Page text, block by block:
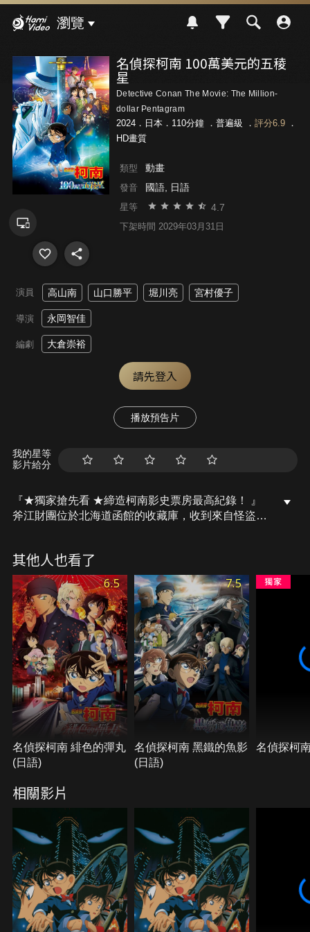
瀏覽
名偵探柯南 100萬美元的五稜
星
Detective Conan The Movie: The Million-
dollar Pentagram
2024．日本．110分鐘 ． 普遍級 ． 評分6.9．
HD畫質
類型 動畫
發音 國語, 日語
星等 4.7
下架時間 2029年03月31日
演員 高山南 山口勝平 堀川亮 宮村優子
導演 永岡智佳
編劇 大倉崇裕
請先登入
播放預告片
我的星等
影片給分
『★獨家搶先看 ★締造柯南影史票房最高紀錄！ 』
斧江財團位於北海道函館的收藏庫，收到來自怪盜基
刀。平時只盜取名貴珠寶的基德，這次為什麼會鎖定
在一把刀？
其他人也看了
6.5
名偵探柯南 緋色的彈丸
(日語)
7.5
名偵探柯南 黑鐵的魚影
(日語)
名偵探柯
相關影片